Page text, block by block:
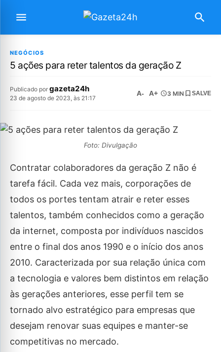
NEGÓCIOS
5 ações para reter talentos da geração Z
Publicado por gazeta24h
23 de agosto de 2023, às 21:17
A- A+ 3 MIN SALVE
Foto: Divulgação
Contratar colaboradores da geração Z não é
tarefa fácil. Cada vez mais, corporações de
todos os portes tentam atrair e reter esses
talentos, também conhecidos como a geração
da internet, composta por indivíduos nascidos
entre o final dos anos 1990 e o início dos anos
2010. Caracterizada por sua relação única com
a tecnologia e valores bem distintos em relação
às gerações anteriores, esse perfil tem se
tornado alvo estratégico para empresas que
desejam renovar suas equipes e manter-se
competitivas no mercado.